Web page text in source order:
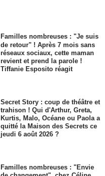
Familles nombreuses : "Je suis
de retour" ! Après 7 mois sans
réseaux sociaux, cette maman
revient et prend la parole !
Tiffanie Esposito réagit
Secret Story : coup de théâtre et
trahison ! Qui d'Arthur, Greta,
Kurtis, Malo, Océane ou Paola a
quitté la Maison des Secrets ce
jeudi 6 août 2026 ?
Familles nombreuses : "Envie